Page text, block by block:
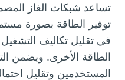
تساعد شبكات الغاز
توفير الطاقة بصورة
في تقليل تكاليف
الطاقة الأخرى. ويضمن
المستخدمين وتقليل